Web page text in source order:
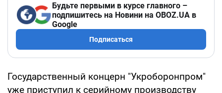
Будьте первыми в курсе главного –
подпишитесь на Новини на OBOZ.UA в
Google
Подписаться
Государственный концерн "Укроборонпром"
уже приступил к серийному производству